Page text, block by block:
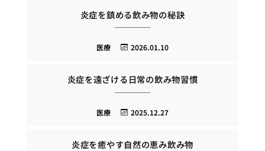
炎症を鎮める飲み物の秘訣
2026.01.10
医療
炎症を遠ざける日常の飲み物習慣
2025.12.27
医療
炎症を癒やす自然の恵み飲み物